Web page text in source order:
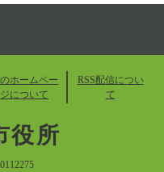
ホームペー
ジについて
RSS配信につい
て
役所